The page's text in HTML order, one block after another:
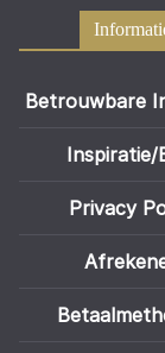
Betrouwbare
Inspiratie/
Privacy